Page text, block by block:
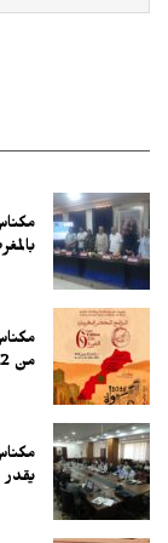
من 22 إلى 25 يوليوز الجاري
يقدر ب 8.21